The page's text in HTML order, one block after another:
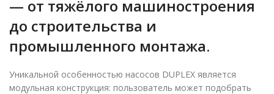
— от тяжёлого машиностроения
до строительства и
промышленного монтажа.
Уникальной особенностью насосов DUPLEX является
модульная конструкция: пользователь может подобрать